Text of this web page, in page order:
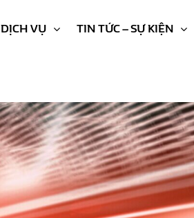
DỊCH VỤ TIN TỨC – SỰ KIỆN